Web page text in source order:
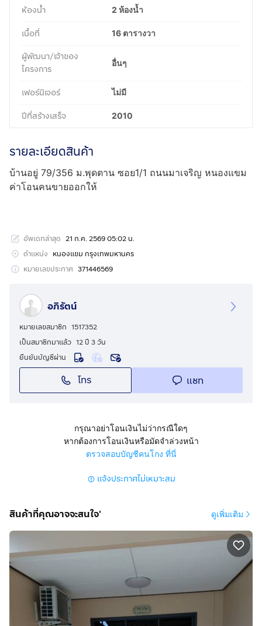
ห้องน้ำ 2 ห้องน้ำ
เนื้อที่ 16 ตารางวา
ผู้พัฒนา/เจ้าของ
โครงการ
อื่นๆ
เฟอร์นิเจอร์ ไม่มี
ปีที่สร้างเสร็จ 2010
รายละเอียดสินค้า
บ้านอยู่ 79/356 ม.พุดตาน ซอย1/1 ถนนมาเจริญ หนองแขม
ค่าโอนคนขายออกให้
อัพเดทล่าสุด 21 ก.ค. 2569 05:02 น.
ตำแหน่ง หนองแขม กรุงเทพมหานคร
หมายเลขประกาศ 371446569
อภิรัตน์
หมายเลขสมาชิก 1517352
เป็นสมาชิกมาแล้ว 12 ปี 3 วัน
ยืนยันบัญชีผ่าน
โทร แชท
กรุณาอย่าโอนเงินไม่ว่ากรณีใดๆ
หากต้องการโอนเงินหรือมัดจำล่วงหน้า
ตรวจสอบบัญชีคนโกง ที่นี่
แจ้งประกาศไม่เหมาะสม
สินค้าที่คุณอาจจะสนใจ' ดูเพิ่มเติม